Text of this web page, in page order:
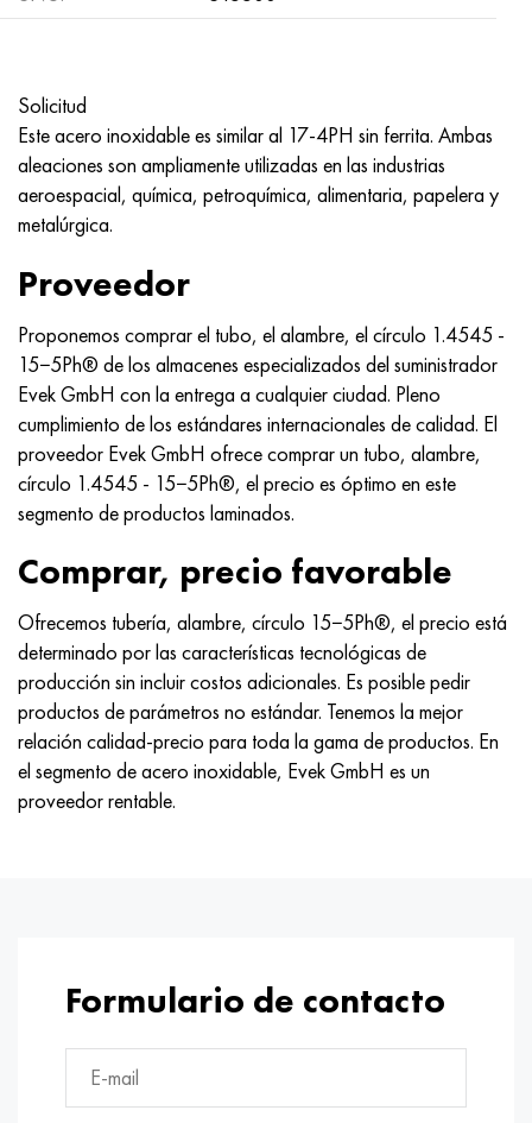
Solicitud
Este acero inoxidable es similar al 17-4PH sin ferrita. Ambas
aleaciones son ampliamente utilizadas en las industrias
aeroespacial, química, petroquímica, alimentaria, papelera y
metalúrgica.
Proveedor
Proponemos comprar el tubo, el alambre, el círculo 1.4545 -
15−5Ph® de los almacenes especializados del suministrador
Evek GmbH con la entrega a cualquier ciudad. Pleno
cumplimiento de los estándares internacionales de calidad. El
proveedor Evek GmbH ofrece comprar un tubo, alambre,
círculo 1.4545 - 15−5Ph®, el precio es óptimo en este
segmento de productos laminados.
Comprar, precio favorable
Ofrecemos tubería, alambre, círculo 15−5Ph®, el precio está
determinado por las características tecnológicas de
producción sin incluir costos adicionales. Es posible pedir
productos de parámetros no estándar. Tenemos la mejor
relación calidad-precio para toda la gama de productos. En
el segmento de acero inoxidable, Evek GmbH es un
proveedor rentable.
Formulario de contacto
Nimónico 90
Haynes 25
Haynes 188
Hastelloy b3
hastelloy c4
hastelloy c22
Hastelloy C2000
Hastelloy 3
Hastelloy x
udimet 500
tubo de precisión
H70MFV
AM-350 - ams 5548
Custom 450® - uns S45000
Ascoloy griego 418
45Х14Н14В2М
65X13
90X18MF
ac35g2, 36smnpb14, 1.0765
40hn2ma, 34CrNiMo4, 36hnm
38hs, 37hs
40G, 40Mn4, AISI 1035
38XM, 42CrMo4, AISI 1.7225
40ХН, 36NiCr6, AISI 3135
45X, 45h, 1.7035
45HN2MFA, k2425, 45hnmf
A40G, 44smn28, 1.0762, 46s20